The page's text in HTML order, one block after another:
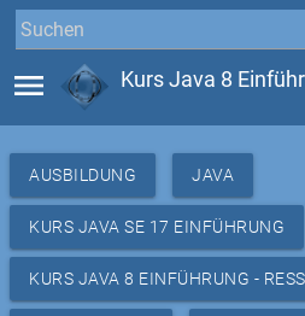
menu
Kurs Java 8
AUSBILDUNG JAVA
KURS JAVA SE 17 EINFÜHRUNG
KURS JAVA 8 EINFÜHRUNG -